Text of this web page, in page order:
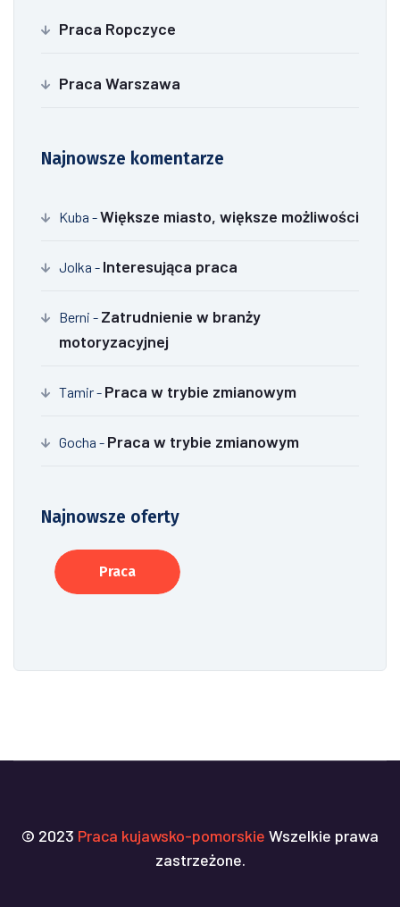
Praca Ropczyce
Praca Warszawa
Najnowsze komentarze
Kuba -Większe miasto, większe możliwości
Jolka - Interesująca praca
Berni - Zatrudnienie w branży
motoryzacyjnej
Tamir- Praca w trybie zmianowym
Gocha - Praca w trybie zmianowym
Najnowsze oferty
Praca
© 2023 Praca kujawsko-pomorskie Wszelkie prawa
zastrzeżone.